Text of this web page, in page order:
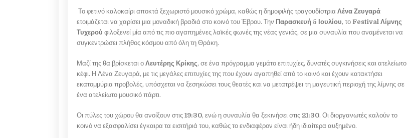
Το φετινό καλοκαίρι αποκτά ξεχωριστό μουσικό χρώμα, καθώς η δημοφιλής τραγουδίστρια Λένα Ζευγαρά
ετοιμάζεται να χαρίσει μια μοναδική βραδιά στο κοινό του Έβρου. Την Παρασκευή 5 Ιουλίου, το Festival Λίμνης
Τυχερού φιλοξενεί μία από τις πιο αγαπημένες λαϊκές φωνές της νέας γενιάς, σε μια συναυλία που αναμένεται να
συγκεντρώσει πλήθος κόσμου από όλη τη Θράκη.
Μαζί της θα βρίσκεται ο Λευτέρης Κρίκης, σε ένα πρόγραμμα γεμάτο επιτυχίες, δυνατές συγκινήσεις και ατελείωτο
κέφι. Η Λένα Ζευγαρά, με τις μεγάλες επιτυχίες της που έχουν αγαπηθεί από το κοινό και έχουν κατακτήσει
εκατομμύρια προβολές, υπόσχεται να ξεσηκώσει τους θεατές και να μετατρέψει τη μαγευτική περιοχή της λίμνης σε
ένα ατελείωτο μουσικό πάρτι.
Οι πύλες του χώρου θα ανοίξουν στις 19:30, ενώ η συναυλία θα ξεκινήσει στις 21:30. Οι διοργανωτές καλούν το
κοινό να εξασφαλίσει έγκαιρα τα εισιτήριά του, καθώς το ενδιαφέρον είναι ήδη ιδιαίτερα αυξημένο.